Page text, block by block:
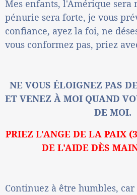
Mes enfants, l'Amérique sera
pénurie sera forte, je vous
confiance, ayez la foi, ne
vous conformez pas, priez
NE VOUS ÉLOIGNEZ PAS
ET VENEZ À MOI QUAND
DE MOI.
PRIEZ L'ANGE DE LA PAIX
DE L'AIDE DÈS
Continuez à être humbles,